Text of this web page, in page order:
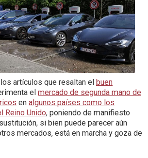
artículos que resaltan el buen
el mercado de segunda mano de
en algunos países como los
Reino Unido, poniendo de manifiesto
si bien puede parecer aún
mercados, está en marcha y goza de